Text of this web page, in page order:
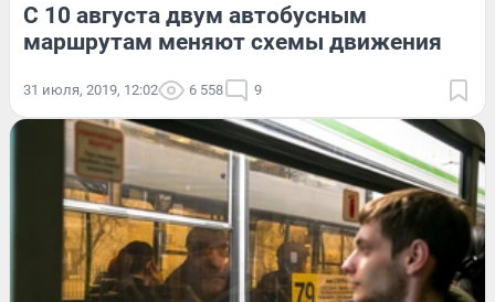
С 10 августа двум автобусным
маршрутам меняют схемы движения
31 июля, 2019, 12:02 6 558 9